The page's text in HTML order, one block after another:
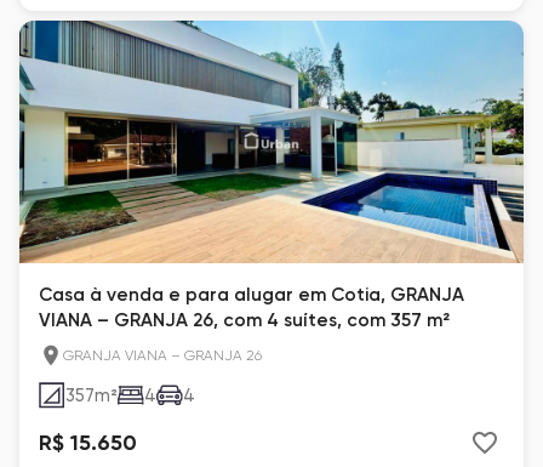
Casa à venda e para alugar em Cotia, GRANJA
VIANA – GRANJA 26, com 4 suítes, com 357 m²
GRANJA VIANA – GRANJA 26
357m² 4 4
R$ 15.650